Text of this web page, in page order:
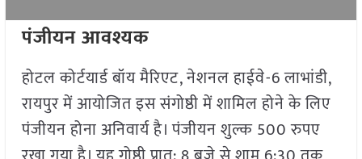
पंजीयन आवश्यक
होटल कोर्टयार्ड बॉय मैरिएट, नेशनल हाईवे-6 लाभांडी,
रायपुर में आयोजित इस संगोष्ठी में शामिल होने के लिए
पंजीयन होना अनिवार्य है। पंजीयन शुल्क 500 रुपए